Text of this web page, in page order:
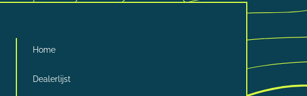
Home
Dealerlijst